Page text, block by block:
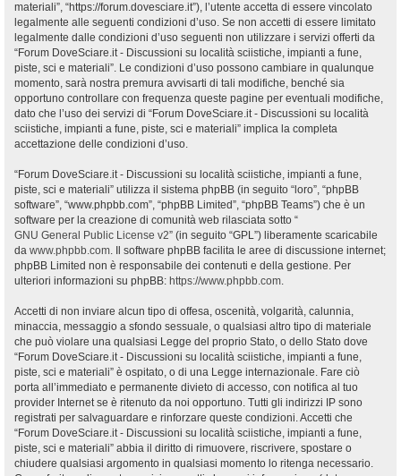
materiali”, “https://forum.dovesciare.it”), l’utente accetta di essere vincolato
legalmente alle seguenti condizioni d’uso. Se non accetti di essere limitato
legalmente dalle condizioni d’uso seguenti non utilizzare i servizi offerti da
“Forum DoveSciare.it - Discussioni su località sciistiche, impianti a fune,
piste, sci e materiali”. Le condizioni d’uso possono cambiare in qualunque
momento, sarà nostra premura avvisarti di tali modifiche, benché sia
opportuno controllare con frequenza queste pagine per eventuali modifiche,
dato che l’uso dei servizi di “Forum DoveSciare.it - Discussioni su località
sciistiche, impianti a fune, piste, sci e materiali” implica la completa
accettazione delle condizioni d’uso.
“Forum DoveSciare.it - Discussioni su località sciistiche, impianti a fune,
piste, sci e materiali” utilizza il sistema phpBB (in seguito “loro”, “phpBB
software”, “www.phpbb.com”, “phpBB Limited”, “phpBB Teams”) che è un
software per la creazione di comunità web rilasciata sotto “
GNU General Public License v2” (in seguito “GPL”) liberamente scaricabile
da www.phpbb.com. Il software phpBB facilita le aree di discussione internet;
phpBB Limited non è responsabile dei contenuti e della gestione. Per
ulteriori informazioni su phpBB: https://www.phpbb.com.
Accetti di non inviare alcun tipo di offesa, oscenità, volgarità, calunnia,
minaccia, messaggio a sfondo sessuale, o qualsiasi altro tipo di materiale
che può violare una qualsiasi Legge del proprio Stato, o dello Stato dove
“Forum DoveSciare.it - Discussioni su località sciistiche, impianti a fune,
piste, sci e materiali” è ospitato, o di una Legge internazionale. Fare ciò
porta all’immediato e permanente divieto di accesso, con notifica al tuo
provider Internet se è ritenuto da noi opportuno. Tutti gli indirizzi IP sono
registrati per salvaguardare e rinforzare queste condizioni. Accetti che
“Forum DoveSciare.it - Discussioni su località sciistiche, impianti a fune,
piste, sci e materiali” abbia il diritto di rimuovere, riscrivere, spostare o
chiudere qualsiasi argomento in qualsiasi momento lo ritenga necessario.